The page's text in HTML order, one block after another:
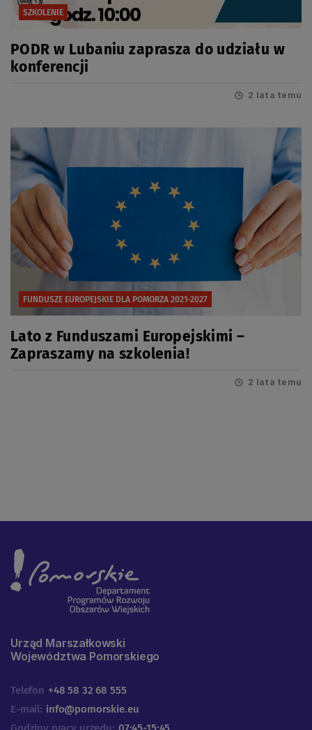
SZKOLENIE
PODR w Lubaniu zaprasza do udziału w
konferencji
2 lata temu
FUNDUSZE EUROPEJSKIE DLA POMORZA 2021-2027
Lato z Funduszami Europejskimi –
Zapraszamy na szkolenia!
2 lata temu
Urząd Marszałkowski
Województwa Pomorskiego
Telefon +48 58 32 68 555
E-mail: info@pomorskie.eu